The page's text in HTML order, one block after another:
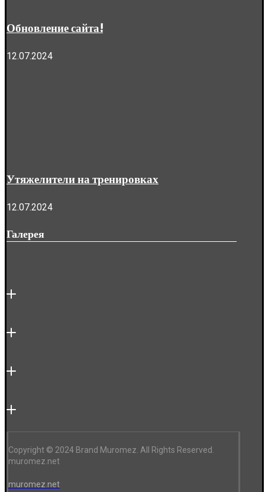
Обновление сайта!
12.07.2024
Утяжелители на тренировках
12.07.2024
Галерея
Copyright © 2024 Brand Muromez. All Rights Reserved.
muromez.net
muromez.net